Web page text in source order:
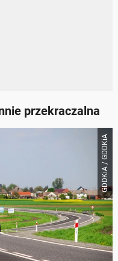
przekraczalna
GDDKiA / GDDKiA